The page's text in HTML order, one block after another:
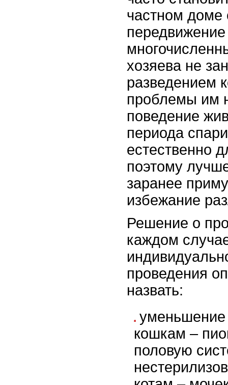
частном доме
хозяева не
разведением
проблемы им
поведение
периода
естественно
поэтому
заранее
избежание
Решение о
каждом
проведения
назвать:
уменьшение
кошкам –
половую